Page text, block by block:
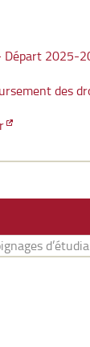
Départ 2025-
des